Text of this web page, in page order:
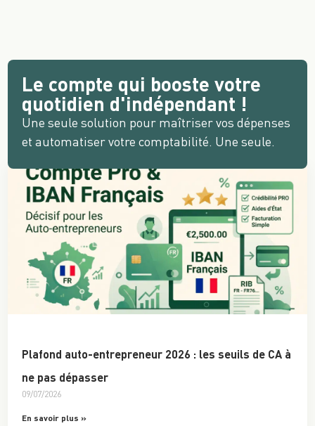
Le compte qui booste votre
quotidien d'indépendant !
Une seule solution pour maîtriser vos dépenses
et automatiser votre comptabilité. Une seule.
Des ressources pour vous tenir
informés
Plafond auto-entrepreneur 2026 : les seuils de CA à
ne pas dépasser
09/07/2026
En savoir plus »